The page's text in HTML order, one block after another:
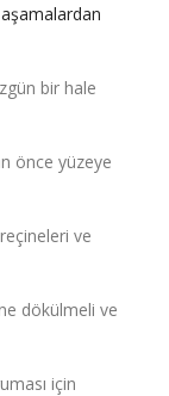
bir hale
önce yüzeye
ve
dökülmeli ve
için